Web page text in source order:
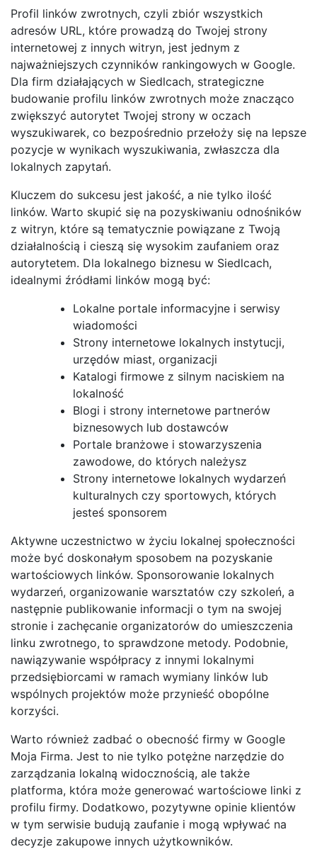
Profil linków zwrotnych, czyli zbiór wszystkich
adresów URL, które prowadzą do Twojej strony
internetowej z innych witryn, jest jednym z
najważniejszych czynników rankingowych w Google.
Dla firm działających w Siedlcach, strategiczne
budowanie profilu linków zwrotnych może znacząco
zwiększyć autorytet Twojej strony w oczach
wyszukiwarek, co bezpośrednio przełoży się na lepsze
pozycje w wynikach wyszukiwania, zwłaszcza dla
lokalnych zapytań.
Kluczem do sukcesu jest jakość, a nie tylko ilość
linków. Warto skupić się na pozyskiwaniu odnośników
z witryn, które są tematycznie powiązane z Twoją
działalnością i cieszą się wysokim zaufaniem oraz
autorytetem. Dla lokalnego biznesu w Siedlcach,
idealnymi źródłami linków mogą być:
Lokalne portale informacyjne i serwisy
wiadomości
Strony internetowe lokalnych instytucji,
urzędów miast, organizacji
Katalogi firmowe z silnym naciskiem na
lokalność
Blogi i strony internetowe partnerów
biznesowych lub dostawców
Portale branżowe i stowarzyszenia
zawodowe, do których należysz
Strony internetowe lokalnych wydarzeń
kulturalnych czy sportowych, których
jesteś sponsorem
Aktywne uczestnictwo w życiu lokalnej społeczności
może być doskonałym sposobem na pozyskanie
wartościowych linków. Sponsorowanie lokalnych
wydarzeń, organizowanie warsztatów czy szkoleń, a
następnie publikowanie informacji o tym na swojej
stronie i zachęcanie organizatorów do umieszczenia
linku zwrotnego, to sprawdzone metody. Podobnie,
nawiązywanie współpracy z innymi lokalnymi
przedsiębiorcami w ramach wymiany linków lub
wspólnych projektów może przynieść obopólne
korzyści.
Warto również zadbać o obecność firmy w Google
Moja Firma. Jest to nie tylko potężne narzędzie do
zarządzania lokalną widocznością, ale także
platforma, która może generować wartościowe linki z
profilu firmy. Dodatkowo, pozytywne opinie klientów
w tym serwisie budują zaufanie i mogą wpływać na
decyzje zakupowe innych użytkowników.